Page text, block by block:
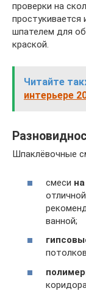
проверки на
шпателем для
краской.
Читайте
интерьере
Шпаклёвочные
смеси
ванной;